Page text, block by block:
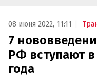
08 июня 2022, 11:11
7
РФ вступают
года